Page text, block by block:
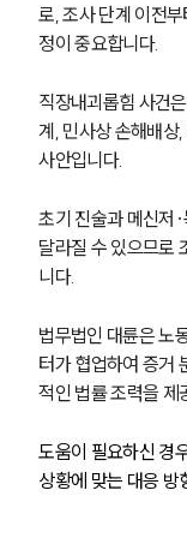
로, 조사 단계 이전
정이 중요합니다.
직장내괴롭힘 사건
계, 민사상 손해배상
사안입니다.
초기 진술과 메신저
달라질 수 있으므로
니다.
법무법인 대륜은 노
터가 협업하여 증거
적인 법률 조력을 제
도움이 필요하신 경
상황에 맞는 대응 방